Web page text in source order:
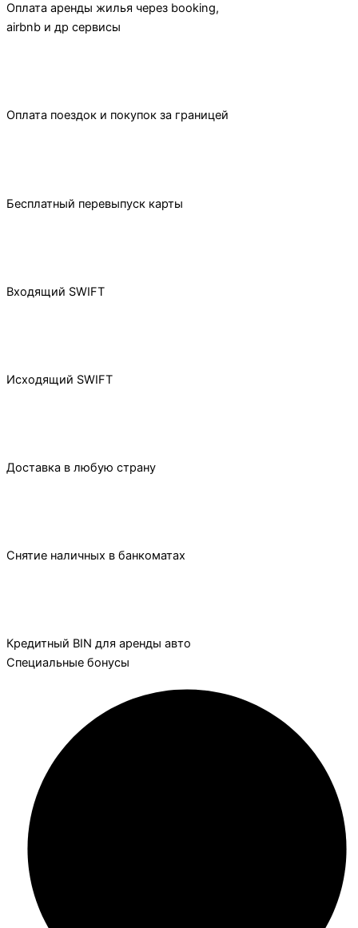
Оплата аренды жилья через booking,
airbnb и др сервисы
Оплата поездок и покупок за границей
Бесплатный перевыпуск карты
Входящий SWIFT
Исходящий SWIFT
Доставка в любую страну
Снятие наличных в банкоматах
Кредитный BIN для аренды авто
Специальные бонусы